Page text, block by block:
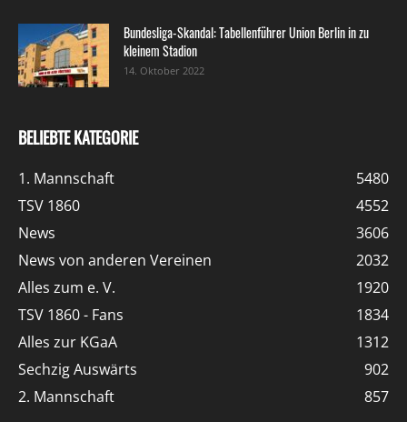
Bundesliga-Skandal: Tabellenführer Union Berlin in zu
kleinem Stadion
14. Oktober 2022
BELIEBTE KATEGORIE
1. Mannschaft
5480
TSV 1860
4552
News
3606
News von anderen Vereinen
2032
Alles zum e. V.
1920
TSV 1860 - Fans
1834
Alles zur KGaA
1312
Sechzig Auswärts
902
2. Mannschaft
857